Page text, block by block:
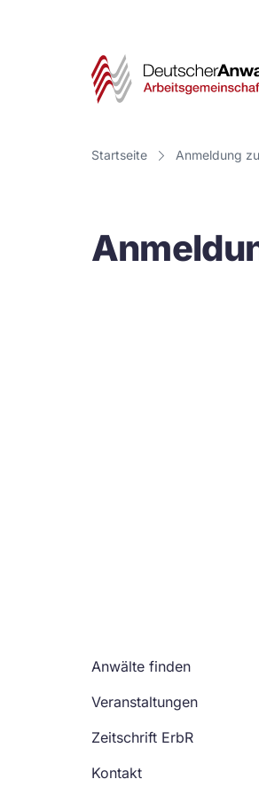
Startseite Anmeldung
Anwälte finden
Veranstaltungen
Zeitschrift ErbR
Kontakt